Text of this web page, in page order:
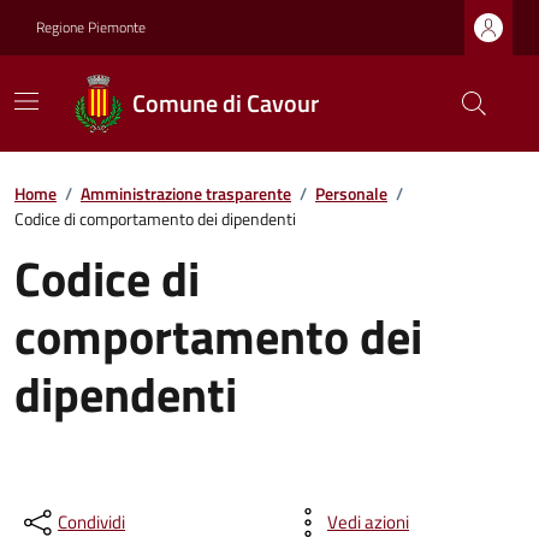
Regione Piemonte
Comune di Cavour
Home / Amministrazione trasparente / Personale /
Codice di comportamento dei dipendenti
Codice di
comportamento dei
dipendenti
Condividi Vedi azioni